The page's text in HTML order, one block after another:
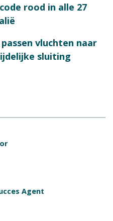
rood in alle 27
vluchten naar
sluiting
Agent